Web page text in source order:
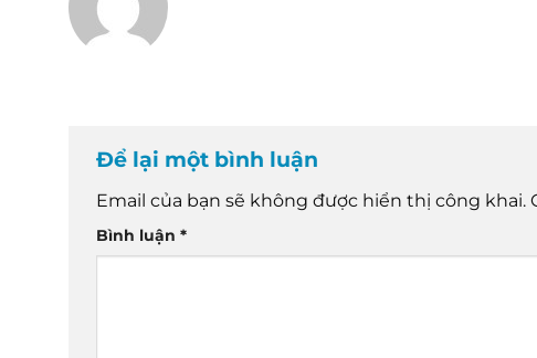
Để lại một bình luận
Email của bạn sẽ không được hiển thị công khai.
Bình luận *